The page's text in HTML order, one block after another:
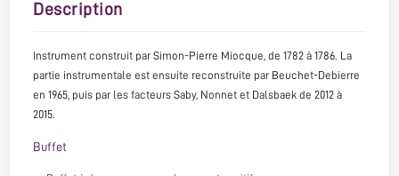
Description
Instrument construit par Simon-Pierre Miocque, de 1782 à 1786. La
partie instrumentale est ensuite reconstruite par Beuchet-Debierre
en 1965, puis par les facteurs Saby, Nonnet et Dalsbaek de 2012 à
2015.
Buffet